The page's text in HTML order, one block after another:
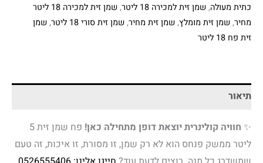
כתית מעולה,שמן זית למכירה 18 ליטר ,
שמן זית למכירה 18 ליטר
מחיר,שמן זית מומלץ,שמן זית מחיר,שמן זית סורי 18 ליטר ,שמן
זית פח 18 ליטר
תיאור
✨ חוויה קולינרית יוצאת דופן מתחילה כאן!
פח שמן זית 5
ליטר ממשק פנחס הוא לא רק שמן, זו מסורת, זו איכות, זה טעם